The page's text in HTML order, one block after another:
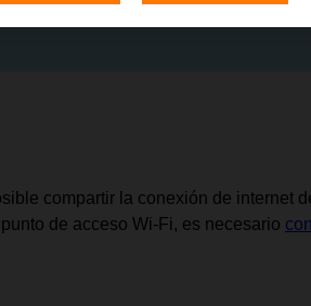
compartir la conexión de internet
de acceso Wi-Fi, es necesario